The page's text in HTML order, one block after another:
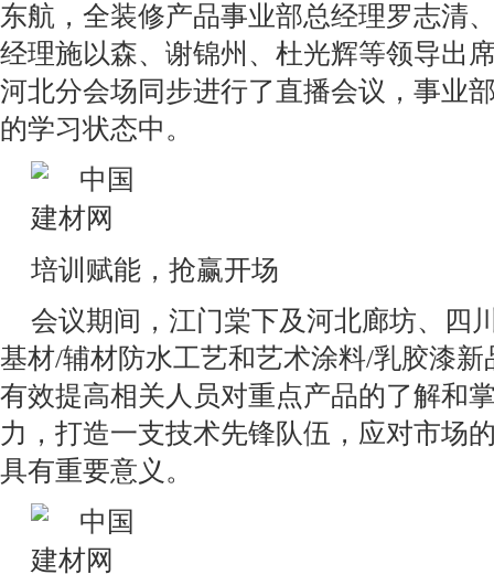
东航，全装修产品事业部总经理罗志清
经理施以森、谢锦州、杜光辉等领导出
河北分会场同步进行了直播会议，事业
的学习状态中。
培训赋能，抢赢开场
会议期间，江门棠下及河北廊坊、四
基材/辅材防水工艺和艺术涂料/乳胶漆新
有效提高相关人员对重点产品的了解和
力，打造一支技术先锋队伍，应对市场
具有重要意义。